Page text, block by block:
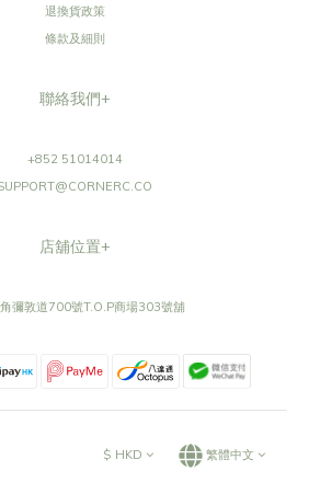
退換貨政策
條款及細則
聯絡我們+
+852 51014014
店舖位置+
彌敦道700號T.O.P商場303號舖
$ HKD 繁體中文